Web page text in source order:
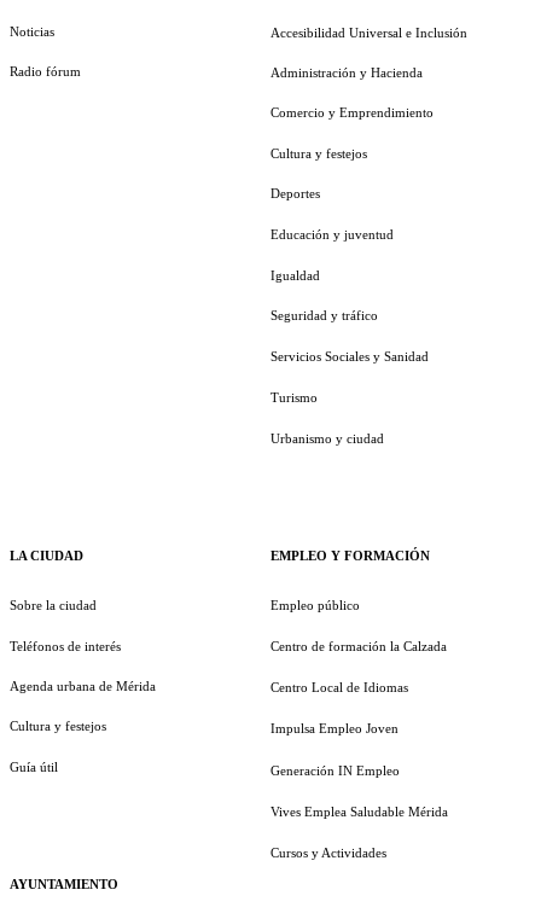
Noticias
Radio fórum
LA CIUDAD
Sobre la ciudad
Teléfonos de interés
Agenda urbana de Mérida
Cultura y festejos
Guía útil
AYUNTAMIENTO
Accesibilidad Universal e Inclusión
Administración y Hacienda
Comercio y Emprendimiento
Cultura y festejos
Deportes
Educación y juventud
Igualdad
Seguridad y tráfico
Servicios Sociales y Sanidad
Turismo
Urbanismo y ciudad
EMPLEO Y FORMACIÓN
Empleo público
Centro de formación la Calzada
Centro Local de Idiomas
Impulsa Empleo Joven
Generación IN Empleo
Vives Emplea Saludable Mérida
Cursos y Actividades